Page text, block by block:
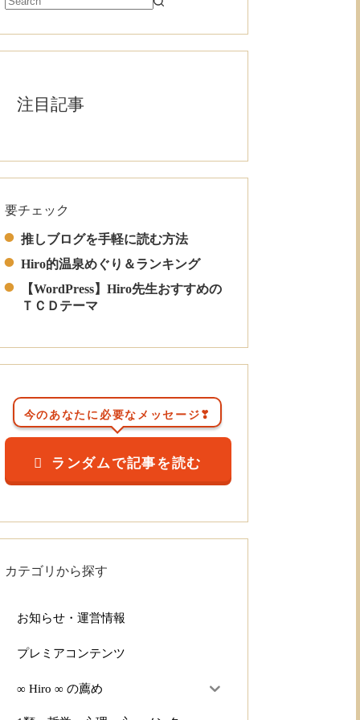
注目記事
要チェック
推しブログを手軽に読む方法
Hiro的温泉めぐり＆ランキング
【WordPress】Hiro先生おすすめの
ＴＣＤテーマ
今のあなたに必要なメッセージ❣
ランダムで記事を読む
カテゴリから探す
お知らせ・運営情報
プレミアコンテンツ
∞ Hiro ∞ の薦め